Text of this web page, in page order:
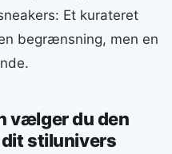
Et kurateret
begrænsning, men en
vælger du den
stilunivers